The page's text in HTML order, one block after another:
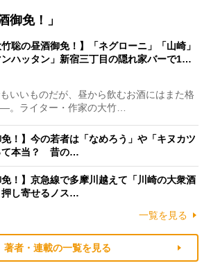
御免！」
竹聡の昼酒御免！】「ネグローニ」「山崎」
ンハッタン」新宿三丁目の隠れ家バーで1…
いいものだが、昼から飲むお酒にはまた格
。ライター・作家の大竹…
免！】今の若者は「なめろう」や「キヌカツ
て本当？ 昔の…
免！】京急線で多摩川越えて「川崎の大衆酒
し寄せるノス…
一覧を見る
著者・連載の一覧を見る